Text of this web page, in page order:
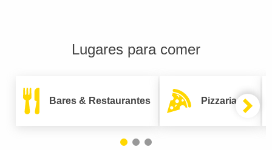
Lugares para comer
Bares & Restaurantes Pizzarias